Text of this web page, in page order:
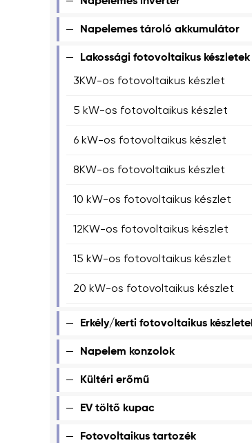
Napelemes tároló akkumulátor
Lakossági fotovoltaikus készletek
3KW-os fotovoltaikus készlet
5 kW-os fotovoltaikus készlet
6 kW-os fotovoltaikus készlet
8KW-os fotovoltaikus készlet
10 kW-os fotovoltaikus készlet
12KW-os fotovoltaikus készlet
15 kW-os fotovoltaikus készlet
20 kW-os fotovoltaikus készlet
Erkély/kerti fotovoltaikus
Napelem konzolok
Kültéri erőmű
EV töltő kupac
Fotovoltaikus tartozék